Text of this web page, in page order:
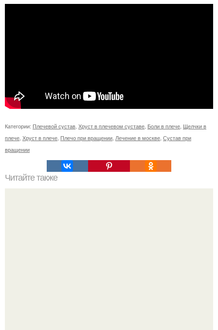
Категории: Плечевой сустав, Хруст в плечевом суставе, Боли в плече, Щелчки в
плече, Хруст в плече, Плечо при вращении, Лечение в москве, Сустав при
вращении
Читайте также